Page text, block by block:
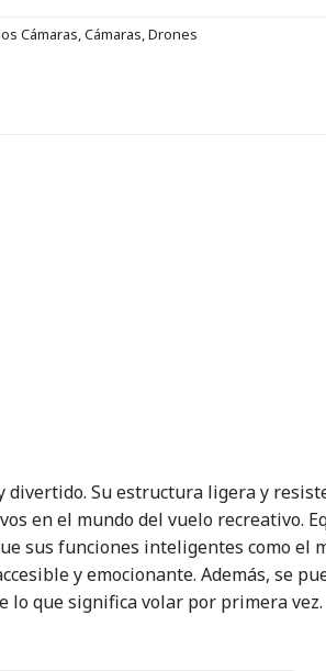
Cámaras,Cámaras,Drones
Su estructura ligera y
en el mundo del vuelo recreativo.
sus funciones inteligentes como el
y emocionante. Además, se
lo que significa volar por primera vez.